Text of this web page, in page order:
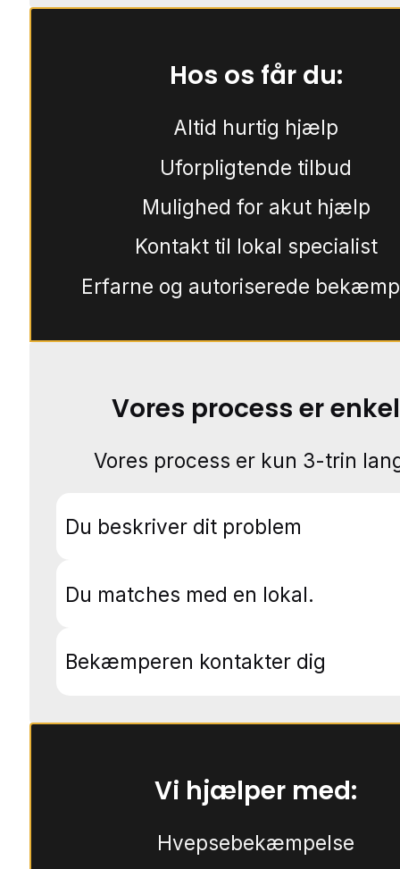
Hos os får du:
Altid hurtig hjælp
Uforpligtende tilbud
Mulighed for akut hjælp
Kontakt til lokal specialist
Erfarne og autoriserede
Vores process er enkel
Vores process er kun 3-trin
Du beskriver dit problem
Du matches med en lokal.
Bekæmperen kontakter dig
Vi hjælper med:
Hvepsebekæmpelse